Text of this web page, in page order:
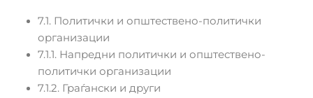
7.1. Политички и општествено-политички
организации
7.1.1. Напредни политички и општествено-
политички организации
7.1.2. Граѓански и други